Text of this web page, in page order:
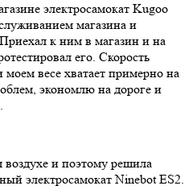
электросамокат Kugoo
магазина и
к ним в магазин и на
его. Скорость
моем весе хватает примерно на
экономлю на дороге и
и поэтому решила
электросамокат Ninebot ES2.